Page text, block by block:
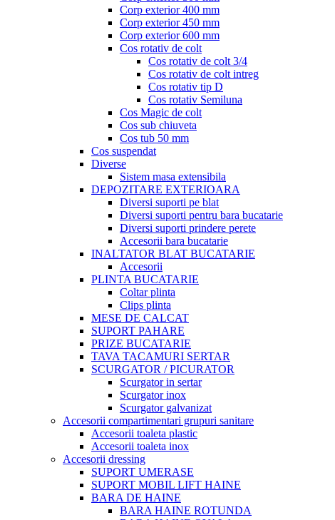
Corp exterior 400 mm
Corp exterior 450 mm
Corp exterior 600 mm
Cos rotativ de colt
Cos rotativ de colt 3/4
Cos rotativ de colt intreg
Cos rotativ tip D
Cos rotativ Semiluna
Cos Magic de colt
Cos sub chiuveta
Cos tub 50 mm
Cos suspendat
Diverse
Sistem masa extensibila
DEPOZITARE EXTERIOARA
Diversi suporti pe blat
Diversi suporti pentru bara bucatarie
Diversi suporti prindere perete
Accesorii bara bucatarie
INALTATOR BLAT BUCATARIE
Accesorii
PLINTA BUCATARIE
Coltar plinta
Clips plinta
MESE DE CALCAT
SUPORT PAHARE
PRIZE BUCATARIE
TAVA TACAMURI SERTAR
SCURGATOR / PICURATOR
Scurgator in sertar
Scurgator inox
Scurgator galvanizat
Accesorii compartimentari grupuri sanitare
Accesorii toaleta plastic
Accesorii toaleta inox
Accesorii dressing
SUPORT UMERASE
SUPORT MOBIL LIFT HAINE
BARA DE HAINE
BARA HAINE ROTUNDA